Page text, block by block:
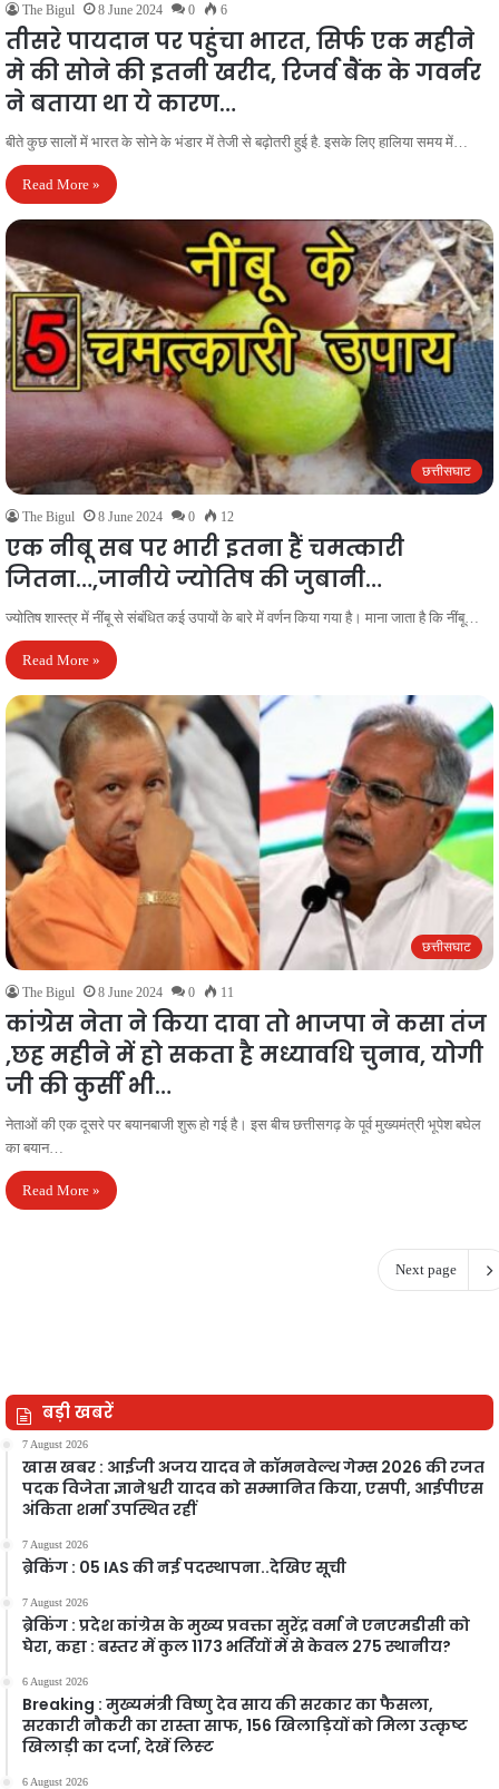
The Bigul 8 June 2024 0 6
तीसरे पायदान पर पहुंचा भारत, सिर्फ एक महीने
मे की सोने की इतनी खरीद, रिजर्व बैंक के गवर्नर
ने बताया था ये कारण…
बीते कुछ सालों में भारत के सोने के भंडार में तेजी से बढ़ोतरी हुई है. इसके लिए हालिया समय में…
Read More »
छत्तीसघाट
The Bigul 8 June 2024 0 12
एक नीबू सब पर भारी इतना हैं चमत्कारी
जितना…,जानीये ज्योतिष की जुबानी…
ज्योतिष शास्त्र में नींबू से संबंधित कई उपायों के बारे में वर्णन किया गया है। माना जाता है कि नींबू…
Read More »
छत्तीसघाट
The Bigul 8 June 2024 0 11
कांग्रेस नेता ने किया दावा तो भाजपा ने कसा तंज
,छह महीने में हो सकता है मध्यावधि चुनाव, योगी
जी की कुर्सी भी…
नेताओं की एक दूसरे पर बयानबाजी शुरू हो गई है। इस बीच छत्तीसगढ़ के पूर्व मुख्यमंत्री भूपेश बघेल
का बयान…
Read More »
Next page
बड़ी खबरें
7 August 2026
खास खबर : आईजी अजय यादव ने कॉमनवेल्थ गेम्स 2026 की रजत
पदक विजेता ज्ञानेश्वरी यादव को सम्मानित किया, एसपी, आईपीएस
अंकिता शर्मा उपस्थित रहीं
7 August 2026
ब्रेकिंग : 05 IAS की नई पदस्थापना..देखिए सूची
7 August 2026
ब्रेकिंग : प्रदेश कांग्रेस के मुख्य प्रवक्ता सुरेंद्र वर्मा ने एनएमडीसी को
घेरा, कहा : बस्तर में कुल 1173 भर्तियों में से केवल 275 स्थानीय?
6 August 2026
Breaking : मुख्यमंत्री विष्णु देव साय की सरकार का फैसला,
सरकारी नौकरी का रास्ता साफ, 156 खिलाड़ियों को मिला उत्कृष्ट
खिलाड़ी का दर्जा, देखें लिस्‍ट
6 August 2026